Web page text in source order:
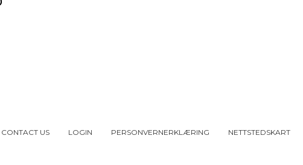
CONTACT US LOGIN PERSONVERNERKLÆRING NETTSTEDSKART